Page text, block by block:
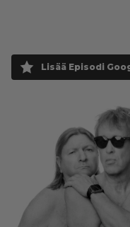
Lisää Episodi